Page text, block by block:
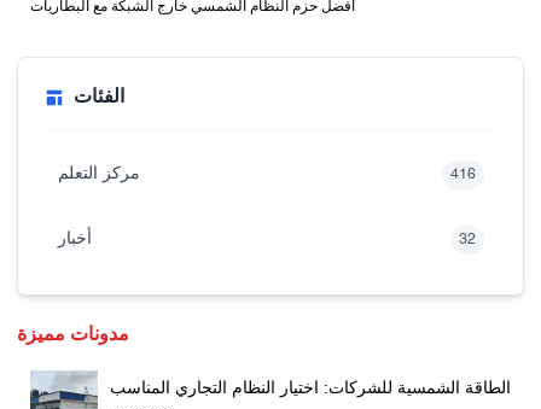
أفضل حزم النظام الشمسي خارج الشبكة مع البطاريات
الفئات
مركز التعلم 416
أخبار 32
مدونات مميزة
الطاقة الشمسية للشركات: اختيار النظام التجاري المناسب